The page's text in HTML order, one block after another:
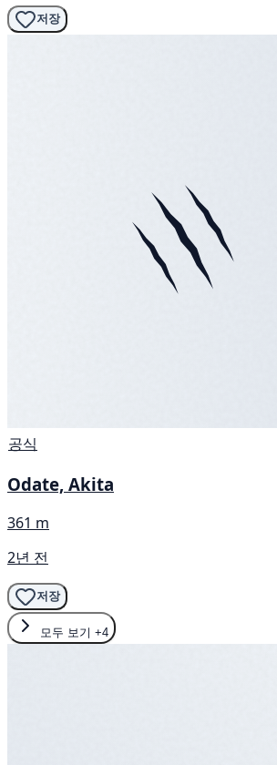
저장
공식
Odate, Akita
361 m
2년 전
저장
모두 보기 +4